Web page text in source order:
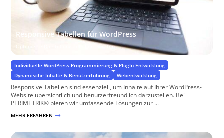
Responsive Tabellen für WordPress
Optimierte Darstellung auf allen Geräten
Individuelle WordPress-Programmierung & PlugIn-Entwicklung
Dynamische Inhalte & Benutzerführung
Webentwicklung
Responsive Tabellen sind essenziell, um Inhalte auf Ihrer WordPress-
Website übersichtlich und benutzerfreundlich darzustellen. Bei
PERIMETRIK® bieten wir umfassende Lösungen zur ...
MEHR ERFAHREN $